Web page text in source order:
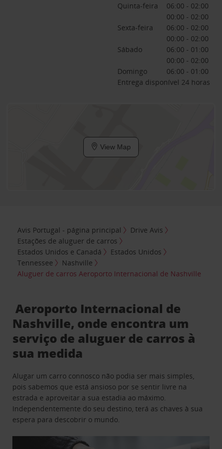
Quinta-feira
06:00 - 02:00
00:00 - 02:00
Sexta-feira
06:00 - 02:00
00:00 - 02:00
Sábado
06:00 - 01:00
00:00 - 02:00
Domingo
06:00 - 01:00
Entrega disponível 24 horas
View Map
Avis Portugal - página principal
Drive Avis
Estações de aluguer de carros
Estados Unidos e Canadá
Estados Unidos
Tennessee
Nashville
Aluguer de carros Aeroporto Internacional de Nashville
Aeroporto Internacional de
Nashville, onde encontra um
serviço de aluguer de carros à
sua medida
Alugar um carro connosco não podia ser mais simples,
pois sabemos que está ansioso por se sentir livre na
estrada e aproveitar a sua estadia ao máximo.
Independentemente do seu destino, terá as chaves à sua
espera para descobrir o mundo.